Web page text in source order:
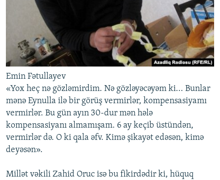
Emin Fətullayev
«Yox heç nə gözləmirdim. Nə gözləyəcəyəm ki... Bunlar
mənə Eynulla ilə bir görüş vermirlər, kompensasiyamı
vermirlər. Bu gün ayın 30-dur mən hələ
kompensasiyanı almamışam. 6 ay keçib üstündən,
vermirlər də. O ki qala əfv. Kimə şikayət edəsən, kimə
deyəsən».
Millət vəkili Zahid Oruc isə bu fikirdədir ki, hüquq